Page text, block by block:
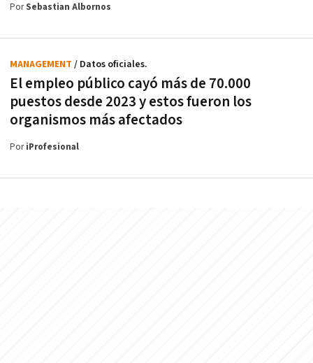
PorSebastian Albornos
El empleo público cayó más de 70.000
puestos desde 2023 y estos fueron los
organismos más afectados
MANAGEMENT / Datos oficiales.
PoriProfesional